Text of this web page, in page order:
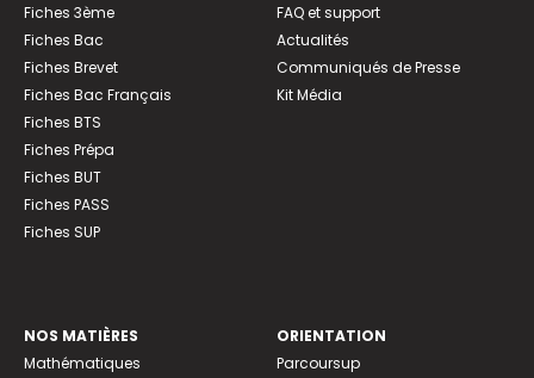
Fiches 3ème
Fiches Bac
Fiches Brevet
Fiches Bac Français
Fiches BTS
Fiches Prépa
Fiches BUT
Fiches PASS
Fiches SUP
FAQ et support
Actualités
Communiqués de Presse
Kit Média
NOS MATIÈRES
Mathématiques
ORIENTATION
Parcoursup